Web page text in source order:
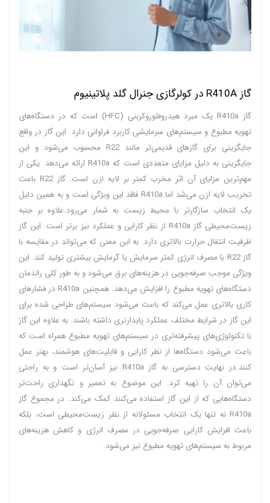
گاز R410A در کولرگازی جنرال گلد پلاتینیوم
گاز R410a یک مبرد هیدروفلوروکربنی (HFC) است که در دستگاه‌های
تهویه مطبوع و سیستم‌های سرمایشی کاربرد فراوانی دارد. این گاز در واقع
جایگزینی برای گازهای قدیمی‌تر مانند R22 محسوب می‌شود و این
جایگزینی به دلیل مزایای متعددی است که R410a ارائه می‌دهد. یکی از
مهم‌ترین مزایای آن اثر مخرب کمتر بر لایه ازن است. گاز R22 باعث
تخریب لایه ازن می‌شد اما R410a فاقد این ویژگی است و به همین دلیل
یک انتخاب سازگارتر با محیط زیست به شمار می‌رود.علاوه بر جنبه
زیست‌محیطی گاز R410a از نظر کارایی و عملکرد نیز برتر است. این گاز
ظرفیت انتقال حرارت بالاتری دارد. به این معنی که می‌تواند در مقایسه با
گاز R22 با مصرف انرژی کمتر سرمایش یا گرمایش بیشتری تولید کند. این
ویژگی موجب صرفه‌جویی در هزینه‌های برق می‌شود و به طور کلی راندمان
دستگاه‌های تهویه مطبوع را افزایش می‌دهد. همچنین R410a در فشارهای
کاری بالاتری عمل می‌کند که باعث می‌شود سیستم‌های طراحی شده برای
این گاز در شرایط مختلف عملکرد پایدارتری داشته باشند. به علاوه این گاز
با تکنولوژی‌های پیشرفته‌تری در سیستم‌های تهویه مطبوع همراه است که
باعث می‌شود دستگاه‌ها از نظر کارایی و قابلیت‌های هوشمند، بهتر عمل
کنند.در نهایت دسترسی به گاز R410a نیز آسان‌تر است و به راحتی
می‌توان آن را تهیه کرد. این موضوع به تعمیر و نگهداری راحت‌تر
دستگاه‌هایی که از این گاز استفاده می‌کنند کمک می‌کند. در مجموع گاز
R410a نه تنها یک انتخاب مسئولانه از نظر زیست‌محیطی است، بلکه
باعث افزایش کارایی صرفه‌جویی در مصرف انرژی و کاهش هزینه‌های
مربوط به سیستم‌های تهویه مطبوع نیز می‌شود.